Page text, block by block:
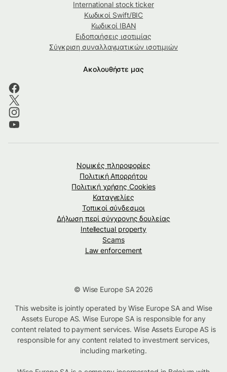
International stock ticker
Κωδικοί Swift/BIC
Κωδικοί IBAN
Ειδοποιήσεις ισοτιμίας
Σύγκριση συναλλαγματικών ισοτιμιών
Ακολουθήστε μας
Νομικές πληροφορίες
Πολιτική Απορρήτου
Πολιτική χρήσης Cookies
Καταγγελίες
Τοπικοί σύνδεσμοι
Δήλωση περί σύγχρονης δουλείας
Intellectual property
Scams
Law enforcement
© Wise Europe SA 2026
This website is jointly operated by Wise Europe SA and Wise
Assets Europe AS. Wise Europe SA is responsible for any
content related to payment services. Wise Assets Europe AS is
responsible for any content related to investment services,
including marketing.